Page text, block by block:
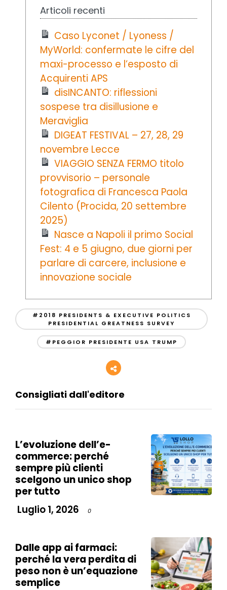
Articoli recenti
Caso Lyconet / Lyoness /
MyWorld: confermate le cifre del
maxi-processo e l’esposto di
Acquirenti APS
disINCANTO: riflessioni
sospese tra disillusione e
Meraviglia
DIGEAT FESTIVAL – 27, 28, 29
novembre Lecce
VIAGGIO SENZA FERMO titolo
provvisorio – personale
fotografica di Francesca Paola
Cilento (Procida, 20 settembre
2025)
Nasce a Napoli il primo Social
Fest: 4 e 5 giugno, due giorni per
parlare di carcere, inclusione e
innovazione sociale
#2018 PRESIDENTS & EXECUTIVE POLITICS
PRESIDENTIAL GREATNESS SURVEY
#PEGGIOR PRESIDENTE USA TRUMP
Consigliati dall'editore
L’evoluzione dell’e-
commerce: perché
sempre più clienti
scelgono un unico shop
per tutto
Luglio 1, 2026
0
Dalle app ai farmaci:
perché la vera perdita di
peso non è un’equazione
semplice